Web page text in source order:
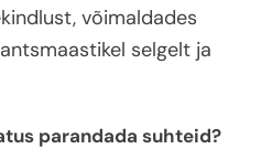
võimaldades
selgelt ja
parandada suhteid?